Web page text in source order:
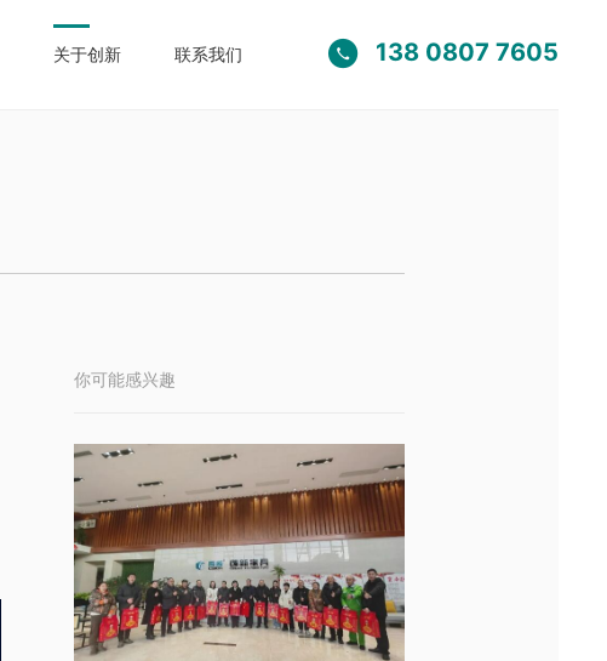
关于创新 联系我们  138 0807 7605
你可能感兴趣